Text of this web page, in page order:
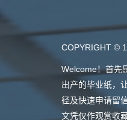
COPYRIGHT ©
Welcome！首先
出产的毕业纸，
径及快速申请留
文凭仅作观赏收